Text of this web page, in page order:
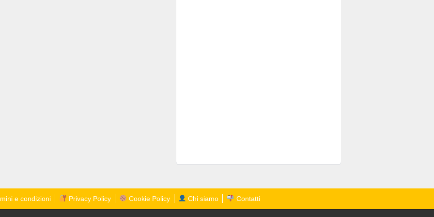
e condizioni Privacy Policy Cookie Policy Chi siamo Contatti